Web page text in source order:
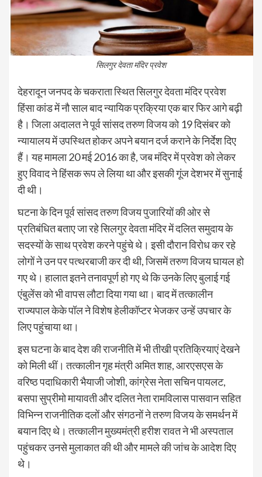
सिलगुर देवता मंदिर प्रवेश
देहरादून जनपद के चकराता स्थित सिलगुर देवता मंदिर प्रवेश
हिंसा कांड में नौ साल बाद न्यायिक प्रक्रिया एक बार फिर आगे बढ़ी
है। जिला अदालत ने पूर्व सांसद तरुण विजय को 19 दिसंबर को
न्यायालय में उपस्थित होकर अपने बयान दर्ज कराने के निर्देश दिए
हैं। यह मामला 20 मई 2016 का है, जब मंदिर में प्रवेश को लेकर
हुए विवाद ने हिंसक रूप ले लिया था और इसकी गूंज देशभर में सुनाई
दी थी।
घटना के दिन पूर्व सांसद तरुण विजय पुजारियों की ओर से
प्रतिबंधित बताए जा रहे सिलगुर देवता मंदिर में दलित समुदाय के
सदस्यों के साथ प्रवेश करने पहुंचे थे। इसी दौरान विरोध कर रहे
लोगों ने उन पर पत्थरबाजी कर दी थी, जिसमें तरुण विजय घायल हो
गए थे। हालात इतने तनावपूर्ण हो गए थे कि उनके लिए बुलाई गई
एंबुलेंस को भी वापस लौटा दिया गया था। बाद में तत्कालीन
राज्यपाल केके पॉल ने विशेष हेलीकॉप्टर भेजकर उन्हें उपचार के
लिए पहुंचाया था।
इस घटना के बाद देश की राजनीति में भी तीखी प्रतिक्रियाएं देखने
को मिली थीं। तत्कालीन गृह मंत्री अमित शाह, आरएसएस के
वरिष्ठ पदाधिकारी भैयाजी जोशी, कांग्रेस नेता सचिन पायलट,
बसपा सुप्रीमो मायावती और दलित नेता रामविलास पासवान सहित
विभिन्न राजनीतिक दलों और संगठनों ने तरुण विजय के समर्थन में
बयान दिए थे। तत्कालीन मुख्यमंत्री हरीश रावत ने भी अस्पताल
पहुंचकर उनसे मुलाकात की थी और मामले की जांच के आदेश दिए
थे।